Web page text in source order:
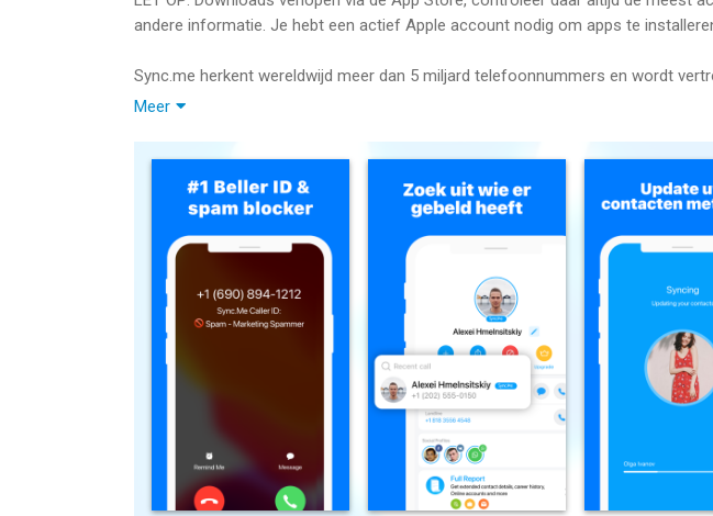
andere informatie. Je hebt een actief Apple account nodig om apps te
Sync.me herkent wereldwijd meer dan 5 miljard telefoonnummers en wordt
gebruikers.
Weet wie er belt voordat je opneemt.
Sync.me herkent onbekende bellers, blokkeert spam automatisch en houdt je
LIVE CALLER ID
Directe, realtime bellerherkenning voor nummers die niet in je contacten staan.
Je weet altijd wie er belt voordat je opneemt.
SPAM BLOKKEREN
Blokkeer automatisch spam, fraude, robocalls en telemarketeers met
OMGEKEERD NUMMER OPZOEKEN
Zoek elk nummer wereldwijd en zie snel namen, bedrijven, spam­meldingen en
Meer